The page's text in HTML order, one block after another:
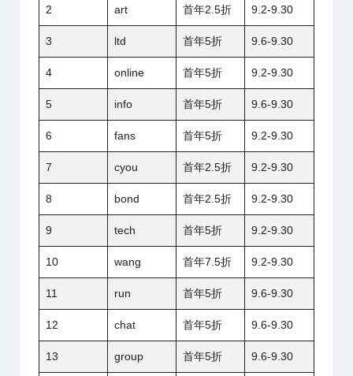
2 art 首年2.5折 9.2-9.30
3 ltd 首年5折 9.6-9.30
4 online 首年5折 9.2-9.30
5 info 首年5折 9.6-9.30
6 fans 首年5折 9.2-9.30
7 cyou 首年2.5折 9.2-9.30
8 bond 首年2.5折 9.2-9.30
9 tech 首年5折 9.2-9.30
10 wang 首年7.5折 9.2-9.30
11 run 首年5折 9.6-9.30
12 chat 首年5折 9.6-9.30
13 group 首年5折 9.6-9.30